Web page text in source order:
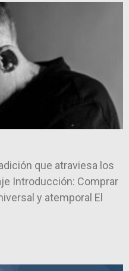
que atraviesa los
Introducción: Comprar
y atemporal El